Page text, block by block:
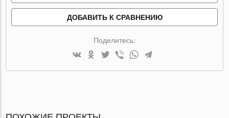
ДОБАВИТЬ К СРАВНЕНИЮ
Поделитесь: